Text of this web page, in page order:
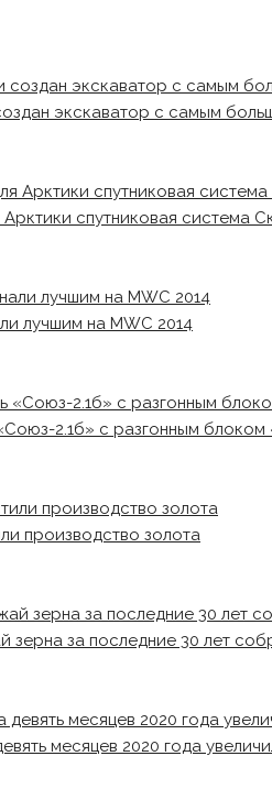
экскаватор с самым
спутниковая система
лучшим на MWC 2014
2.1б» с разгонным
производство золота
зерна за последние 30 лет
месяцев 2020 года